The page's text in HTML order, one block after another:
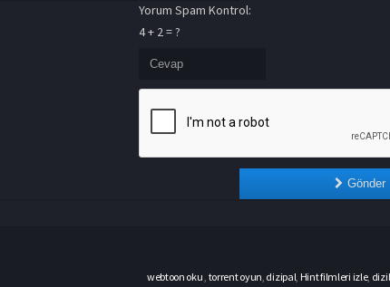
Yorum Spam Kontrol:
4 + 2 = ?
Gönder
webtoon oku torrent oyun dizipal Hint filmleri izle,